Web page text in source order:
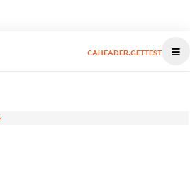
CAHEADER.GETTEST